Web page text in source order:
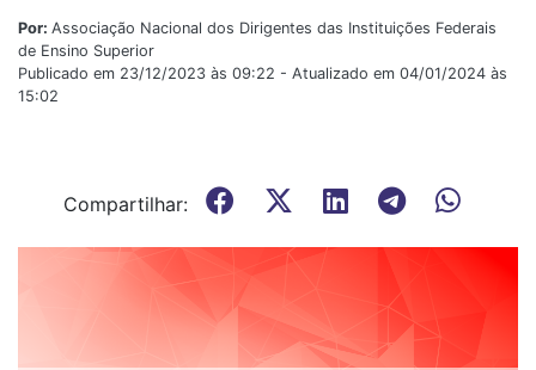
Por: Associação Nacional dos Dirigentes das Instituições Federais
de Ensino Superior
Publicado em 23/12/2023 às 09:22 - Atualizado em 04/01/2024 às
15:02
Compartilhar: